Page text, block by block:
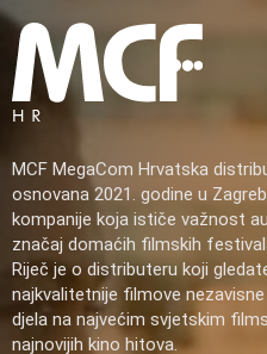
MCF MegaCom Hrvatska
osnovana 2021. godine u
kompanije koja ističe važnost
značaj domaćih filmskih
Riječ je o distributeru koji
najkvalitetnije filmove
djela na najvećim svjetskim
najnovijih kino hitova.